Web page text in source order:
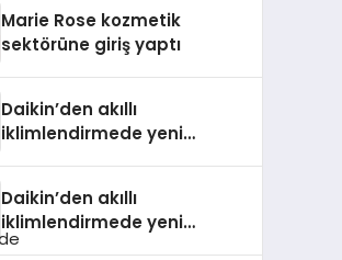
Aldı
Marie Rose kozmetik
sektörüne giriş yaptı
Daikin’den akıllı
iklimlendirmede yeni
Daikin’den akıllı
iklimlendirmede yeni
dönem: Madoka Plus